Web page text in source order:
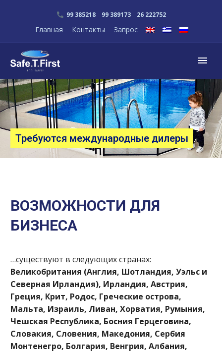
99 385218 99 389173 26 222752
Главная Контакты Запрос
Требуются международные дилеры
ВОЗМОЖНОСТИ ДЛЯ
БИЗНЕСА
…существуют в следующих странах:
Великобритания (Англия, Шотландия, Уэльс и
Северная Ирландия), Ирландия, Австрия,
Греция, Крит, Родос, Греческие острова,
Мальта, Израиль, Ливан, Хорватия, Румыния,
Чешская Республика, Босния Герцеговина,
Словакия, Словения, Македония, Сербия
Монтенегро, Болгария, Венгрия, Албания,